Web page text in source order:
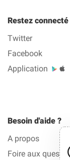
Restez connecté
Twitter
Facebook
Application
Besoin d'aide ?
A propos
Foire aux